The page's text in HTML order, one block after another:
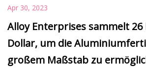
Apr 30, 2023
Alloy Enterprises sammelt 26
Dollar, um die
großem Maßstab zu